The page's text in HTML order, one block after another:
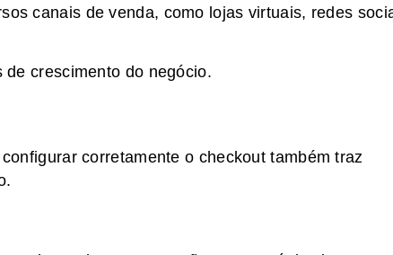
canais de venda, como lojas virtuais, redes
crescimento do negócio.
corretamente o checkout também traz